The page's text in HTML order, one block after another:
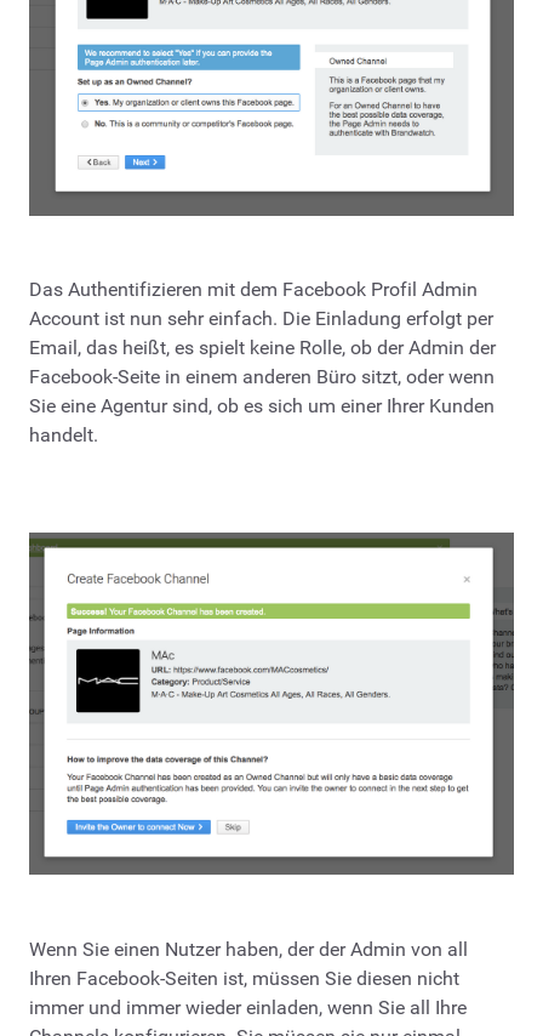
Das Authentifizieren mit dem Facebook Profil Admin
Account ist nun sehr einfach. Die Einladung erfolgt per
Email, das heißt, es spielt keine Rolle, ob der Admin der
Facebook-Seite in einem anderen Büro sitzt, oder wenn
Sie eine Agentur sind, ob es sich um einer Ihrer Kunden
handelt.
Wenn Sie einen Nutzer haben, der der Admin von all
Ihren Facebook-Seiten ist, müssen Sie diesen nicht
immer und immer wieder einladen, wenn Sie all Ihre